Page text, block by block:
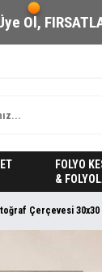
Ol,
FOLYO
&
Çerçevesi 30x30